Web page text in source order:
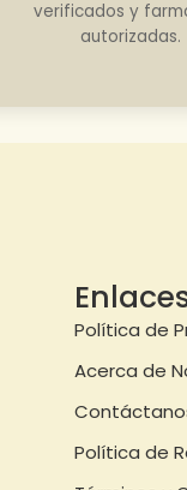
verificados y
autorizadas.
Política de
Acerca de
Política de